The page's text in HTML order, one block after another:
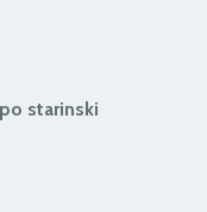
starinski